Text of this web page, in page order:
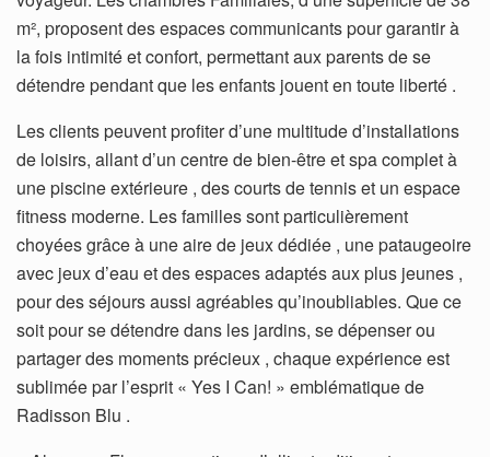
m², proposent des espaces communicants pour garantir à
la fois intimité et confort, permettant aux parents de se
détendre pendant que les enfants jouent en toute liberté .
Les clients peuvent profiter d’une multitude d’installations
de loisirs, allant d’un centre de bien-être et spa complet à
une piscine extérieure , des courts de tennis et un espace
fitness moderne. Les familles sont particulièrement
choyées grâce à une aire de jeux dédiée , une pataugeoire
avec jeux d’eau et des espaces adaptés aux plus jeunes ,
pour des séjours aussi agréables qu’inoubliables. Que ce
soit pour se détendre dans les jardins, se dépenser ou
partager des moments précieux , chaque expérience est
sublimée par l’esprit « Yes I Can! » emblématique de
Radisson Blu .